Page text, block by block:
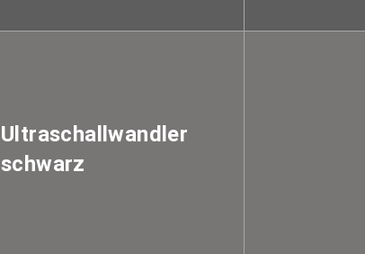
Ultraschallwandler
schwarz